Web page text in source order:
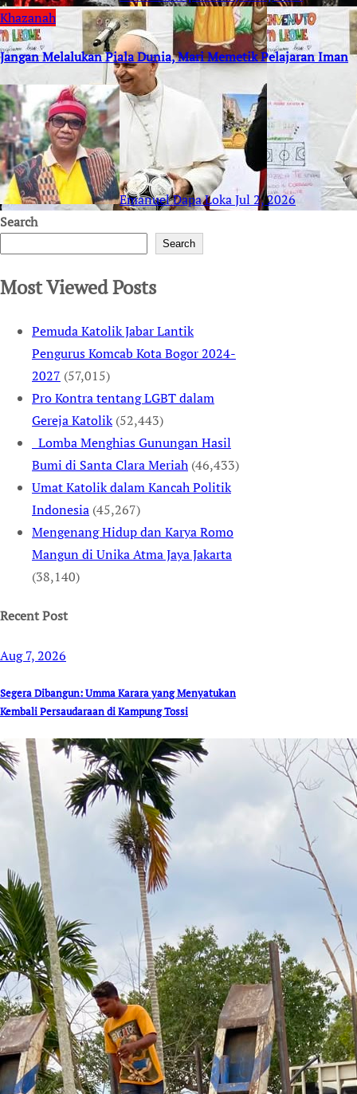
Khazanah
Jangan Melalukan Piala Dunia, Mari Memetik Pelajaran Iman
Emanuel Dapa LokaJul 2, 2026
Search
Search
Most Viewed Posts
Pemuda Katolik Jabar Lantik
Pengurus Komcab Kota Bogor 2024-
2027 (57,015)
Pro Kontra tentang LGBT dalam
Gereja Katolik (52,443)
Lomba Menghias Gunungan Hasil
Bumi di Santa Clara Meriah (46,433)
Umat Katolik dalam Kancah Politik
Indonesia (45,267)
Mengenang Hidup dan Karya Romo
Mangun di Unika Atma Jaya Jakarta
(38,140)
Recent Post
Aug 7, 2026
Segera Dibangun: Umma Karara yang Menyatukan
Kembali Persaudaraan di Kampung Tossi